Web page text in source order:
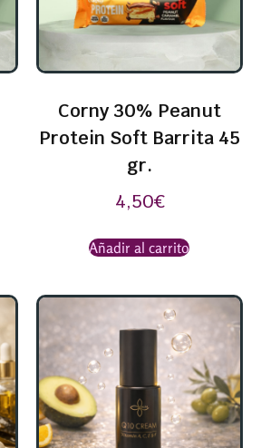
Corny 30% Peanut
Protein Soft Barrita 45
gr.
4,50€
Añadir al carrito